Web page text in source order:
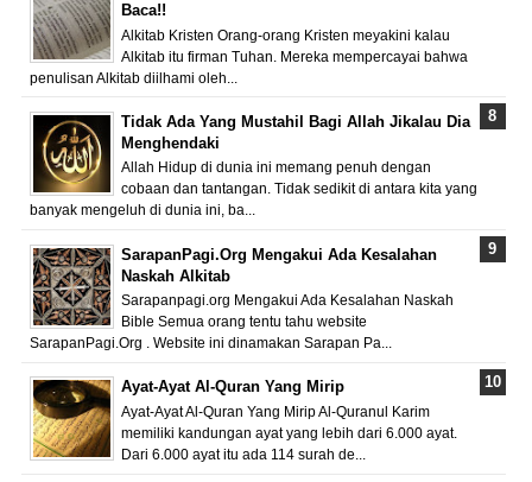
Baca!!
Alkitab Kristen Orang-orang Kristen meyakini kalau
Alkitab itu firman Tuhan. Mereka mempercayai bahwa
penulisan Alkitab diilhami oleh...
Tidak Ada Yang Mustahil Bagi Allah Jikalau Dia
Menghendaki
Allah Hidup di dunia ini memang penuh dengan
cobaan dan tantangan. Tidak sedikit di antara kita yang
banyak mengeluh di dunia ini, ba...
SarapanPagi.Org Mengakui Ada Kesalahan
Naskah Alkitab
Sarapanpagi.org Mengakui Ada Kesalahan Naskah
Bible Semua orang tentu tahu website
SarapanPagi.Org . Website ini dinamakan Sarapan Pa...
Ayat-Ayat Al-Quran Yang Mirip
Ayat-Ayat Al-Quran Yang Mirip Al-Quranul Karim
memiliki kandungan ayat yang lebih dari 6.000 ayat.
Dari 6.000 ayat itu ada 114 surah de...